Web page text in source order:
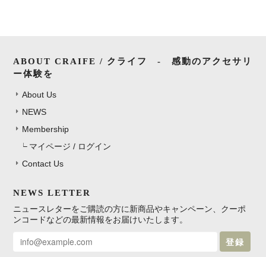
ABOUT CRAIFE / クライフ - 感動のアクセサリ
ー体験を
About Us
NEWS
Membership
マイページ / ログイン
Contact Us
NEWS LETTER
ニュースレターをご購読の方に新商品やキャンペーン、クーポ
ンコードなどの最新情報をお届けいたします。
登録